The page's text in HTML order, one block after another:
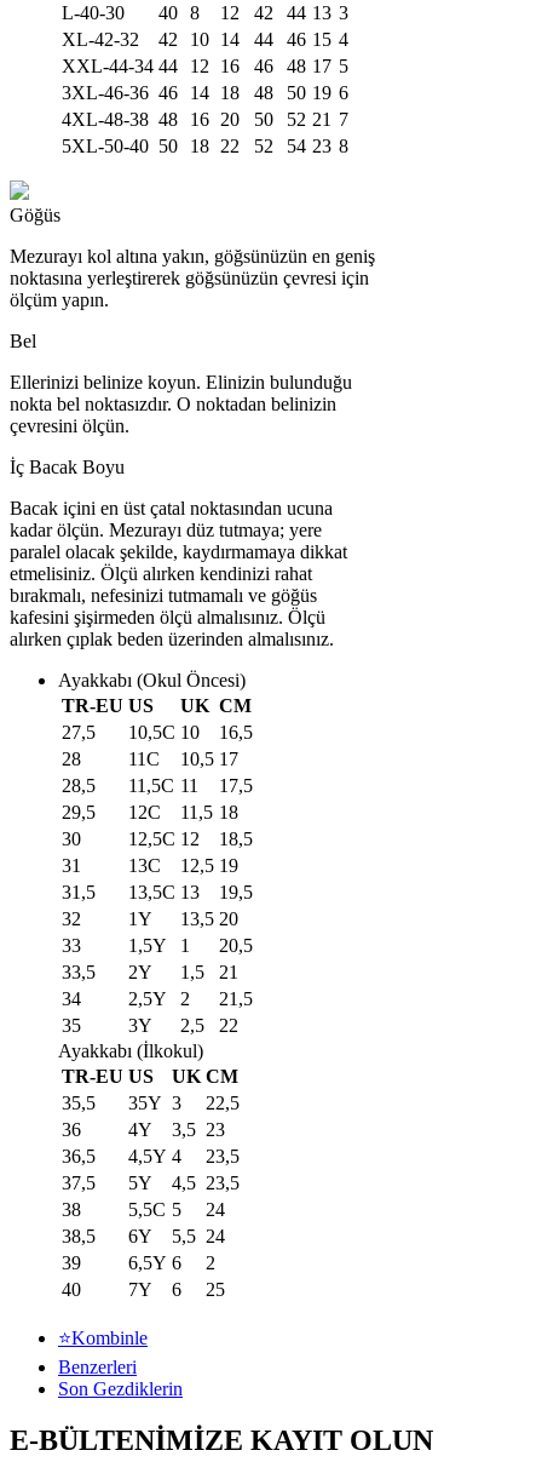
L-40-30
40 8 12 42 44 13 3
XL-42-32
42 10 14 44 46 15 4
XXL-44-34 44 12 16 46 48 17 5
3XL-46-36 46 14 18 48 50 19 6
4XL-48-38 48 16 20 50 52 21 7
5XL-50-40 50 18 22 52 54 23 8
Göğüs
Mezurayı kol altına yakın, göğsünüzün en geniş
noktasına yerleştirerek göğsünüzün çevresi için
ölçüm yapın.
Bel
Ellerinizi belinize koyun. Elinizin bulunduğu
nokta bel noktasızdır. O noktadan belinizin
çevresini ölçün.
İç Bacak Boyu
Bacak içini en üst çatal noktasından ucuna
kadar ölçün. Mezurayı düz tutmaya; yere
paralel olacak şekilde, kaydırmamaya dikkat
etmelisiniz. Ölçü alırken kendinizi rahat
bırakmalı, nefesinizi tutmamalı ve göğüs
kafesini şişirmeden ölçü almalısınız. Ölçü
alırken çıplak beden üzerinden almalısınız.
Ayakkabı (Okul Öncesi)
TR-EU US UK CM
27,5
10,5C 10
16,5
28
11C 10,5 17
28,5
11,5C 11
17,5
29,5
12C 11,5 18
30
12,5C 12
18,5
31
13C 12,5 19
31,5
13,5C 13
19,5
32
1Y 13,5 20
33
1,5Y 1
20,5
33,5
2Y 1,5
21
34
2,5Y 2
21,5
35
3Y 2,5
22
Ayakkabı (İlkokul)
TR-EU US UK CM
35,5
35Y 3
22,5
36
4Y 3,5 23
36,5
4,5Y 4
23,5
37,5
5Y 4,5 23,5
38
5,5C 5
24
38,5
6Y 5,5 24
39
6,5Y 6
2
40
7Y 6 25
⭐Kombinle
Benzerleri
Son Gezdiklerin
E-BÜLTENİMİZE KAYIT OLUN